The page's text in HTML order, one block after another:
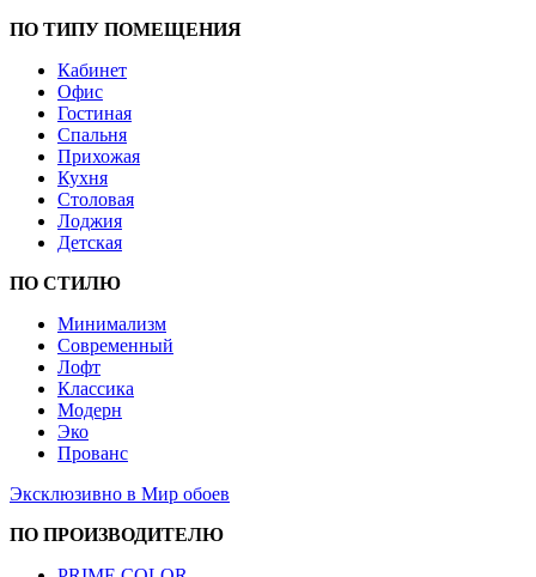
ПО ТИПУ ПОМЕЩЕНИЯ
Кабинет
Офис
Гостиная
Спальня
Прихожая
Кухня
Столовая
Лоджия
Детская
ПО СТИЛЮ
Минимализм
Современный
Лофт
Классика
Модерн
Эко
Прованс
Эксклюзивно в Мир обоев
ПО ПРОИЗВОДИТЕЛЮ